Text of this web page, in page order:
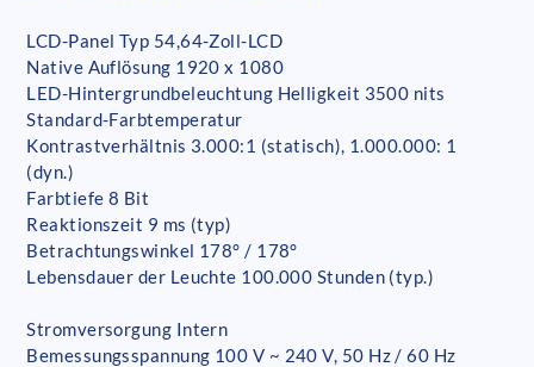
LCD-Panel Typ 54,64-Zoll-LCD
Native Auflösung 1920 x 1080
LED-Hintergrundbeleuchtung Helligkeit 3500 nits
Standard-Farbtemperatur
Kontrastverhältnis 3.000:1 (statisch), 1.000.000: 1
(dyn.)
Farbtiefe 8 Bit
Reaktionszeit 9 ms (typ)
Betrachtungswinkel 178° / 178°
Lebensdauer der Leuchte 100.000 Stunden (typ.)
Stromversorgung Intern
Bemessungsspannung 100 V ~ 240 V, 50 Hz / 60 Hz